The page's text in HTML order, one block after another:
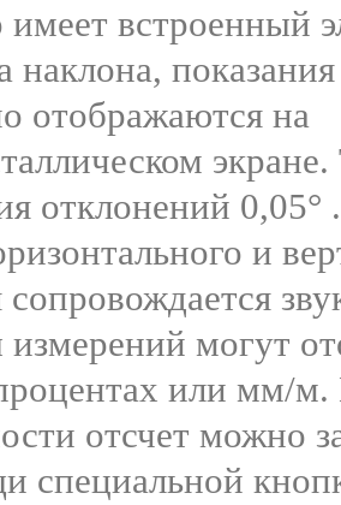
встроенный
наклона,
отображаются на
экране.
отклонений
и
измерений могут
или мм/
отсчет можно
специальной